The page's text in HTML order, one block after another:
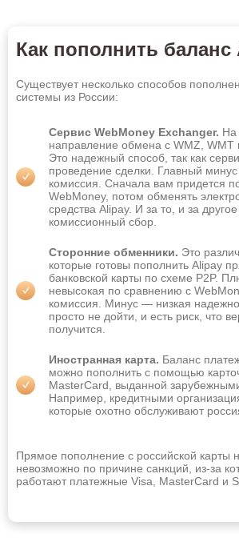
Как пополнить баланс
Существует несколько способов
системы из России:
Сервис WebMoney Exchanger. На
направление обмена с WMZ, WMT
Это надежный способ, так как
проведение сделки. Главный
комиссия. Сначала вам придется
WebMoney, потом обменять
средства Alipay. И за то, и за
комиссионный сбор.
Сторонние обменники. Это
которые готовы пополнить Alipay
банковской карты по схеме P2P.
невысокая по сравнению с
комиссия. Минус — низкая
просто не дойти, и есть риск, что
получится.
Иностранная карта. Баланс
можно пополнить с помощью
MasterCard, выданной
Например, кредитными
которые охотно обслуживают
Прямое пополнение с российской карты
невозможно по причине санкций, из-за
работают платежные Visa, MasterCard и
Грозный Дербент
Евпатория
Ессентуки Златоуст
Иваново Ижевск
Иркутск Йошкар-
Казань
Камышин Каспийск
Кемерово Керчь
Киров
Ковров
Копейск Кострома
Краснодар
Кызыл Липецк
Махачкала Миасс